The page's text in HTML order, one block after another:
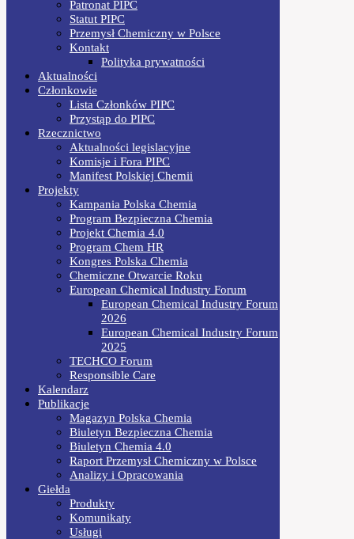
Patronat PIPC
Statut PIPC
Przemysł Chemiczny w Polsce
Kontakt
Polityka prywatności
Aktualności
Członkowie
Lista Członków PIPC
Przystąp do PIPC
Rzecznictwo
Aktualności legislacyjne
Komisje i Fora PIPC
Manifest Polskiej Chemii
Projekty
Kampania Polska Chemia
Program Bezpieczna Chemia
Projekt Chemia 4.0
Program Chem HR
Kongres Polska Chemia
Chemiczne Otwarcie Roku
European Chemical Industry Forum
European Chemical Industry Forum
2026
European Chemical Industry Forum
2025
TECHCO Forum
Responsible Care
Kalendarz
Publikacje
Magazyn Polska Chemia
Biuletyn Bezpieczna Chemia
Biuletyn Chemia 4.0
Raport Przemysł Chemiczny w Polsce
Analizy i Opracowania
Giełda
Produkty
Komunikaty
Usługi